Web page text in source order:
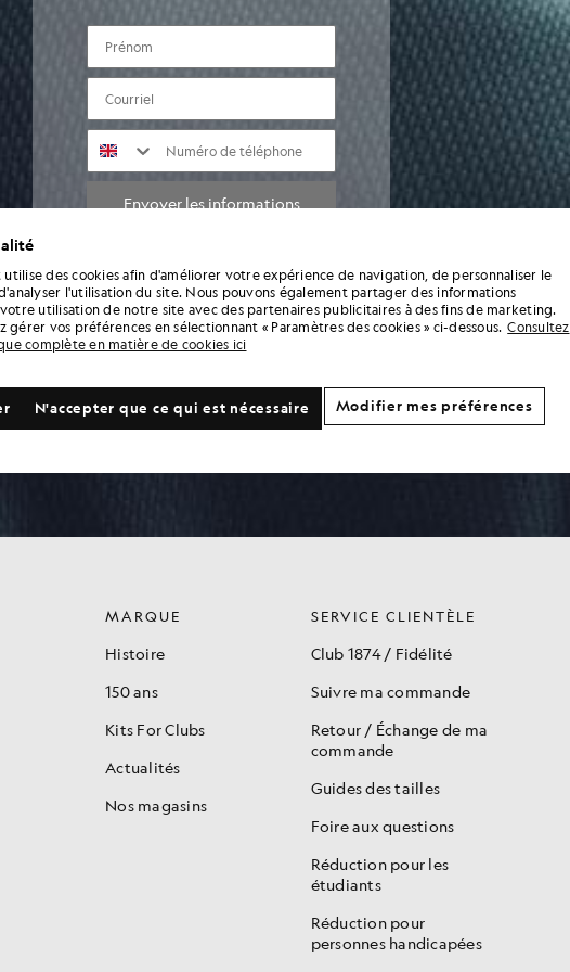
PRÉNOM
courriel
NUMÉRO DE TÉLÉPHONE
Envoyer les informations
En saisissant vos coordonnées et en vous inscrivant, vous acceptez de recevoir des
communications marketing de la part de Lyle & Scott, notamment des informations
sur les nouvelles collections, des offres exclusives, des promotions et des actualités
de la marque. Vous pouvez vous désabonner à tout moment en cliquant sur le lien
figurant dans les e-mails ou en contactant notre service client. Pour plus
MARQUE
Histoire
150 ans
Kits For Clubs
Actualités
Nos magasins
SERVICE CLIENTÈLE
Club 1874 / Fidélité
Suivre ma commande
Retour / Échange de ma
commande
Guides des tailles
Foire aux questions
Réduction pour les
étudiants
Réduction pour
personnes handicapées
utilise des cookies afin d'améliorer votre expérience de navigation, de personnaliser le
l'utilisation du site. Nous pouvons également partager des informations
utilisation de notre site avec des partenaires publicitaires à des fins de marketing.
gérer vos préférences en sélectionnant « Paramètres des cookies » ci-dessous. Consultez
complète en matière de cookies ici
N'accepter que ce qui est nécessaire Modifier mes préférences